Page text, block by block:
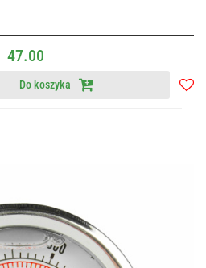
47.00
Do koszyka